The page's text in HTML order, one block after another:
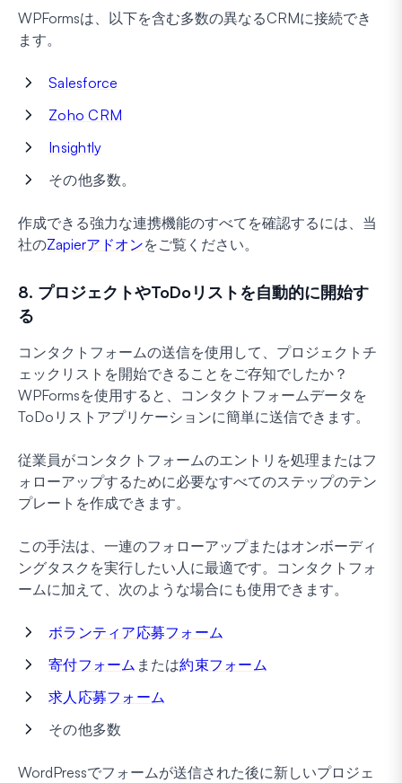
WPFormsは、以下を含む多数の異なるCRMに接続でき
ます。
Salesforce
Zoho CRM
Insightly
その他多数。
作成できる強力な連携機能のすべてを確認するには、当
社のZapierアドオンをご覧ください。
8. プロジェクトやToDoリストを自動的に開始す
る
コンタクトフォームの送信を使用して、プロジェクトチ
ェックリストを開始できることをご存知でしたか？
WPFormsを使用すると、コンタクトフォームデータを
ToDoリストアプリケーションに簡単に送信できます。
従業員がコンタクトフォームのエントリを処理またはフ
ォローアップするために必要なすべてのステップのテン
プレートを作成できます。
この手法は、一連のフォローアップまたはオンボーディ
ングタスクを実行したい人に最適です。コンタクトフォ
ームに加えて、次のような場合にも使用できます。
ボランティア応募フォーム
寄付フォーム または約束フォーム
求人応募フォーム
その他多数
WordPressでフォームが送信された後に新しいプロジェ